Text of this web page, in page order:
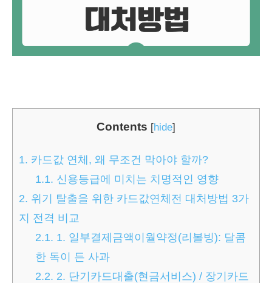
Contents [hide]
1. 카드값 연체, 왜 무조건 막아야 할까?
1.1. 신용등급에 미치는 치명적인 영향
2. 위기 탈출을 위한 카드값연체전 대처방법 3가
지 전격 비교
2.1. 1. 일부결제금액이월약정(리볼빙): 달콤
한 독이 든 사과
2.2. 2. 단기카드대출(현금서비스) / 장기카드